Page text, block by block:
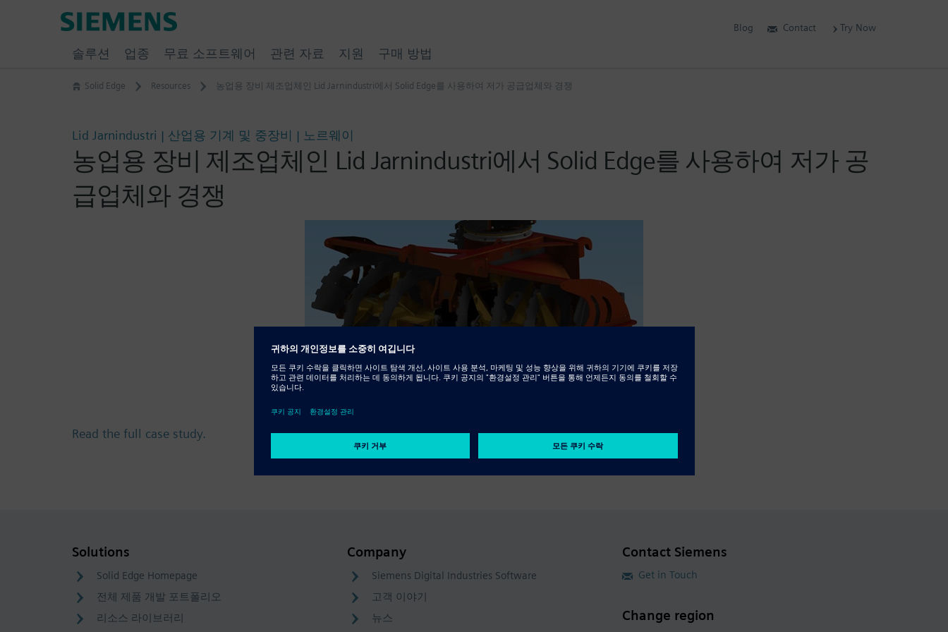
Solid Edge Resources 농업용 장비 제조업체인 Lid Jarnindustri에서 Solid Edge를 사용하여 저가 공급업체와 경쟁
Lid Jarnindustri | 산업용 기계 및 중장비 | 노르웨이
농업용 장비 제조업체인 Lid Jarnindustri에서 Solid Edge를 사용하여 저가 공
급업체와 경쟁
Read the full case study.
Solutions
Solid Edge Homepage
전체 제품 개발 포트폴리오
리소스 라이브러리
Company
Siemens Digital Industries Software
고객 이야기
뉴스
Contact Siemens
Get in Touch
Change region
Blog Contact Try Now
솔루션 업종 무료 소프트웨어 관련 자료 지원 구매 방법